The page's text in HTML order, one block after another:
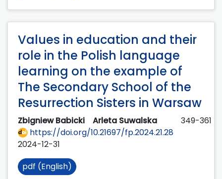
Values in education and their
role in the Polish language
learning on the example of
The Secondary School of the
Resurrection Sisters in Warsaw
Zbigniew Babicki Arleta Suwalska
349-361
https://doi.org/10.21697/fp.2024.21.28
2024-12-31
pdf (English)